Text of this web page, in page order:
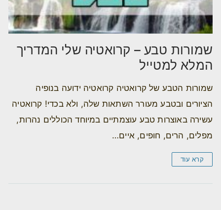
שמורות טבע – קרואטיה שלי המדריך
המלא למטייל
שמורות הטבע של קרואטיה קרואטיה ידועה בנופיה
הציורים ובטבע מעורר השתאות שלה, ולא בכדי! קרואטיה
עשירה באוצרות טבע עוצמתיים במיוחד הכוללים נהרות,
מפלים, הרים, חופים, איים…
קרא עוד